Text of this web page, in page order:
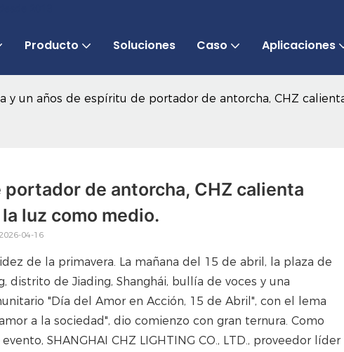
Producto Soluciones Caso Aplicaciones
y un años de espíritu de portador de antorcha, CHZ
de antorcha, CHZ calienta
luz como medio.
04-16
de la primavera. La mañana del 15 de abril, la plaza de
distrito de Jiading, Shanghái, bullía de voces y una
"Día del Amor en Acción, 15 de Abril", con el lema
a la sociedad", dio comienzo con gran ternura. Como
SHANGHAI CHZ LIGHTING CO., LTD., proveedor líder